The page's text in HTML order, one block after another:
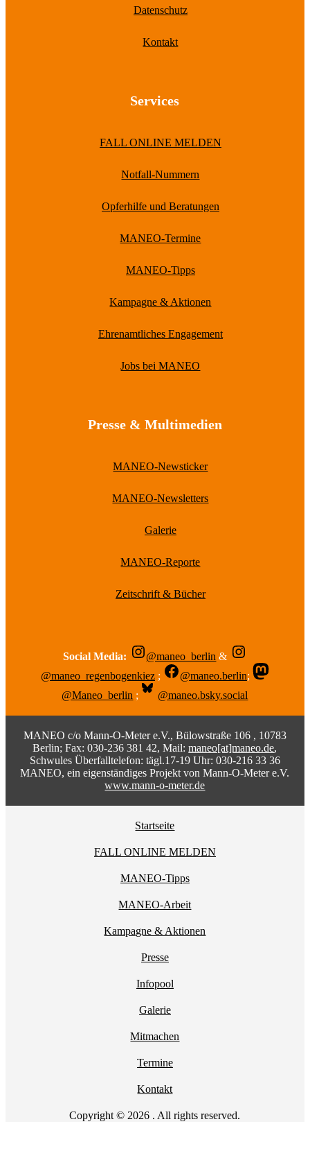
Datenschutz
Kontakt
Services
FALL ONLINE MELDEN
Notfall-Nummern
Opferhilfe und Beratungen
MANEO-Termine
MANEO-Tipps
Kampagne & Aktionen
Ehrenamtliches Engagement
Jobs bei MANEO
Presse & Multimedien
MANEO-Newsticker
MANEO-Newsletters
Galerie
MANEO-Reporte
Zeitschrift & Bücher
Social Media: @maneo_berlin &
@maneo_regenbogenkiez ; @maneo.berlin;
@Maneo_berlin ; @maneo.bsky.social
MANEO c/o Mann-O-Meter e.V., Bülowstraße 106 , 10783
Berlin; Fax: 030-236 381 42, Mail:maneo[at]maneo.de,
Schwules Überfalltelefon: tägl.17-19 Uhr: 030-216 33 36
MANEO, ein eigenständiges Projekt von Mann-O-Meter e.V.
www.mann-o-meter.de
Startseite
FALL ONLINE MELDEN
MANEO-Tipps
MANEO-Arbeit
Kampagne & Aktionen
Presse
Infopool
Galerie
Mitmachen
Termine
Kontakt
Copyright © 2026 . All rights reserved.